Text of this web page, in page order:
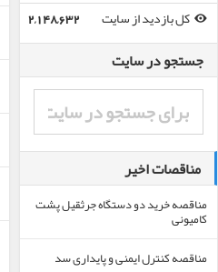
کل بازدید از سایت
2,148,632
جستجو در سایت
مناقصات اخیر
مناقصه خرید دو دستگاه جرثقیل پشت
کامیونی
مناقصه کنترل ایمنی و پایداری سد